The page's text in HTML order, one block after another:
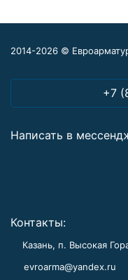
2014-2026 ©
+7
Написать в
Контакты:
Казань, п. Высокая
evroarma@yandex.ru